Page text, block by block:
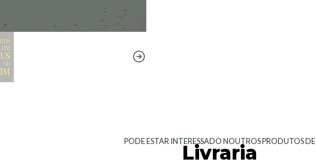
PODE ESTAR INTERESSADO NOUTROS PRODUTOS DE
Livraria